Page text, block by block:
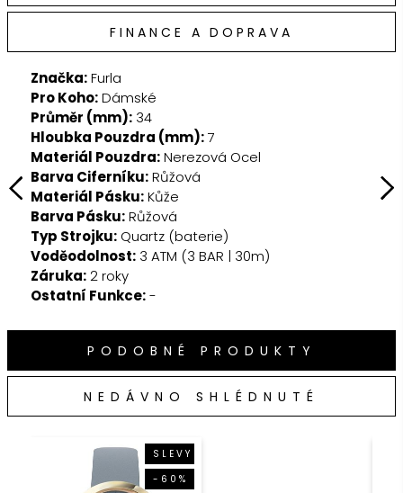
FINANCE A DOPRAVA
Značka:Furla
Pro Koho:Dámské
Průměr (mm): 34
Hloubka Pouzdra (mm):7
Materiál Pouzdra:Nerezová Ocel
Barva Ciferníku:Růžová
Materiál Pásku:Kůže
Barva Pásku:Růžová
Typ Strojku: Quartz (baterie)
Voděodolnost: 3 ATM (3 BAR | 30m)
Záruka:2 roky
Ostatní Funkce:-
PODOBNÉ PRODUKTY
NEDÁVNO SHLÉDNUTÉ
SLEVY
-60%